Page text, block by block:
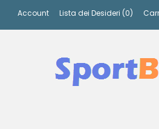
Account Lista dei Desideri (0)